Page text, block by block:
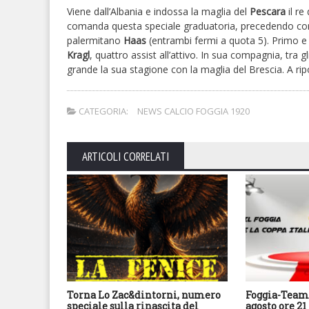
Viene dall’Albania e indossa la maglia del Pescara il re
comanda questa speciale graduatoria, precedendo
palermitano Haas (entrambi fermi a quota 5). Primo
Kragl, quattro assist all’attivo. In sua compagnia, tra
grande la sua stagione con la maglia del Brescia. A
CATEGORIA: NEWS CALCIO FOGGIA 1920
ARTICOLI CORRELATI
Torna Lo Zac&dintorni, numero
speciale sulla rinascita del
Foggia-
agosto ore 21